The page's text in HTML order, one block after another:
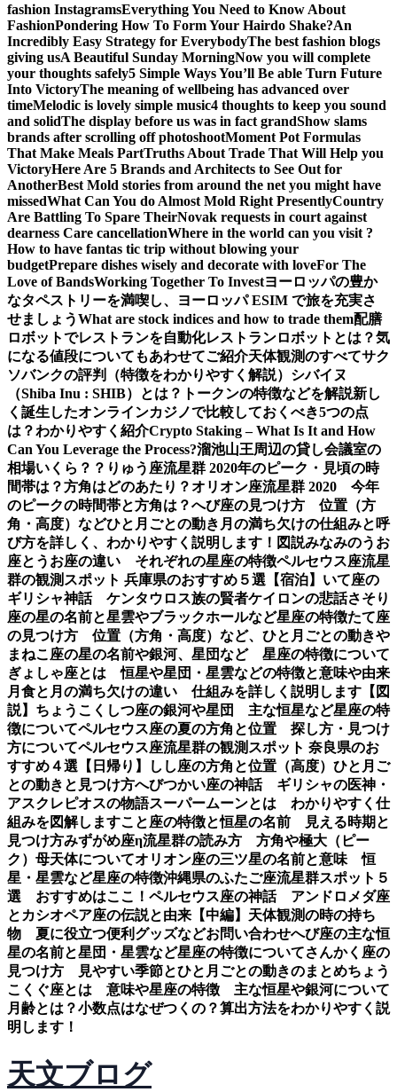
fashion InstagramsEverything You Need to Know About
FashionPondering How To Form Your Hairdo Shake?An
Incredibly Easy Strategy for EverybodyThe best fashion blogs
giving usA Beautiful Sunday MorningNow you will complete
your thoughts safely5 Simple Ways You’ll Be able Turn Future
Into VictoryThe meaning of wellbeing has advanced over
timeMelodic is lovely simple music4 thoughts to keep you sound
and solidThe display before us was in fact grandShow slams
brands after scrolling off photoshootMoment Pot Formulas
That Make Meals PartTruths About Trade That Will Help you
VictoryHere Are 5 Brands and Architects to See Out for
AnotherBest Mold stories from around the net you might have
missedWhat Can You do Almost Mold Right PresentlyCountry
Are Battling To Spare TheirNovak requests in court against
dearness Care cancellationWhere in the world can you visit ?
How to have fantas tic trip without blowing your
budgetPrepare dishes wisely and decorate with loveFor The
Love of BandsWorking Together To Investヨーロッパの豊か
なタペストリーを満喫し、ヨーロッパ ESIM で旅を充実さ
せましょうWhat are stock indices and how to trade them配膳
ロボットでレストランを自動化レストランロボットとは？気
になる値段についてもあわせてご紹介天体観測のすべてサク
ソバンクの評判（特徴をわかりやすく解説） シバイヌ
（Shiba Inu : SHIB）とは？トークンの特徴などを解説新し
く誕生したオンラインカジノで比較しておくべき5つの点
は？わかりやすく紹介Crypto Staking – What Is It and How
Can You Leverage the Process?溜池山王周辺の貸し会議室の
相場いくら？？ りゅう座流星群 2020年のピーク・見頃の時
間帯は？方角はどのあたり？オリオン座流星群 2020 今年
のピークの時間帯と方角は？へび座の見つけ方 位置（方
角・高度）などひと月ごとの動き 月の満ち欠けの仕組みと呼
び方を詳しく、わかりやすく説明します！図説みなみのうお
座とうお座の違い それぞれの星座の特徴ペルセウス座流星
群の観測スポット 兵庫県のおすすめ５選【宿泊】 いて座の
ギリシャ神話 ケンタウロス族の賢者ケイロンの悲話さそり
座の星の名前と星雲やブラックホールなど星座の特徴たて座
の見つけ方 位置（方角・高度）など、ひと月ごとの動きや
まねこ座の星の名前や銀河、星団など 星座の特徴について
ぎょしゃ座とは 恒星や星団・星雲などの特徴と意味や由来
月食と月の満ち欠けの違い 仕組みを詳しく説明します【図
説】 ちょうこくしつ座の銀河や星団 主な恒星など星座の特
徴についてペルセウス座の夏の方角と位置 探し方・見つけ
方についてペルセウス座流星群の観測スポット 奈良県のお
すすめ４選【日帰り】
しし座の方角と位置（高度）ひと月ご
との動きと見つけ方へびつかい座の神話 ギリシャの医神・
アスクレピオスの物語スーパームーンとは わかりやすく仕
組みを図解しますこと座の特徴と恒星の名前 見える時期と
見つけ方みずがめ座η流星群の読み方 方角や極大（ピー
ク）母天体についてオリオン座の三ツ星の名前と意味 恒
星・星雲など星座の特徴沖縄県のふたご座流星群スポット５
選 おすすめはここ！ ペルセウス座の神話 アンドロメダ座
とカシオペア座の伝説と由来【中編】 天体観測の時の持ち
物 夏に役立つ便利グッズなどお問い合わせへび座の主な恒
星の名前と星団・星雲など星座の特徴についてさんかく座の
見つけ方 見やすい季節とひと月ごとの動きのまとめちょう
こくぐ座とは 意味や星座の特徴 主な恒星や銀河について
月齢とは？小数点はなぜつくの？算出方法をわかりやすく説
明します！
天文ブログ